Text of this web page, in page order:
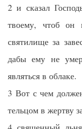
2 и сказал
твоему, чтоб он
святилище за
дабы ему не
являться в облаке.
3 Вот с чем
тельцом в жертву